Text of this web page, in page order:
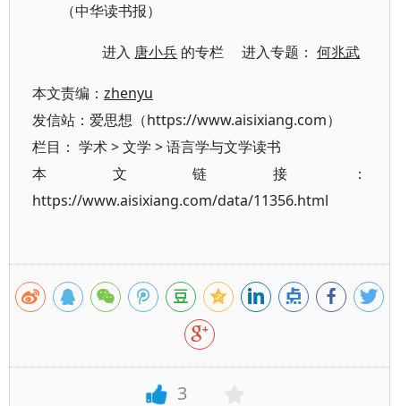
（中华读书报）
进入 唐小兵 的专栏 进入专题：何兆武
本文责编： zhenyu
发信站：爱思想（https://www.aisixiang.com）
栏目： 学术>文学 >语言学与文学读书
本文链接：
https://www.aisixiang.com/data/11356.html
3